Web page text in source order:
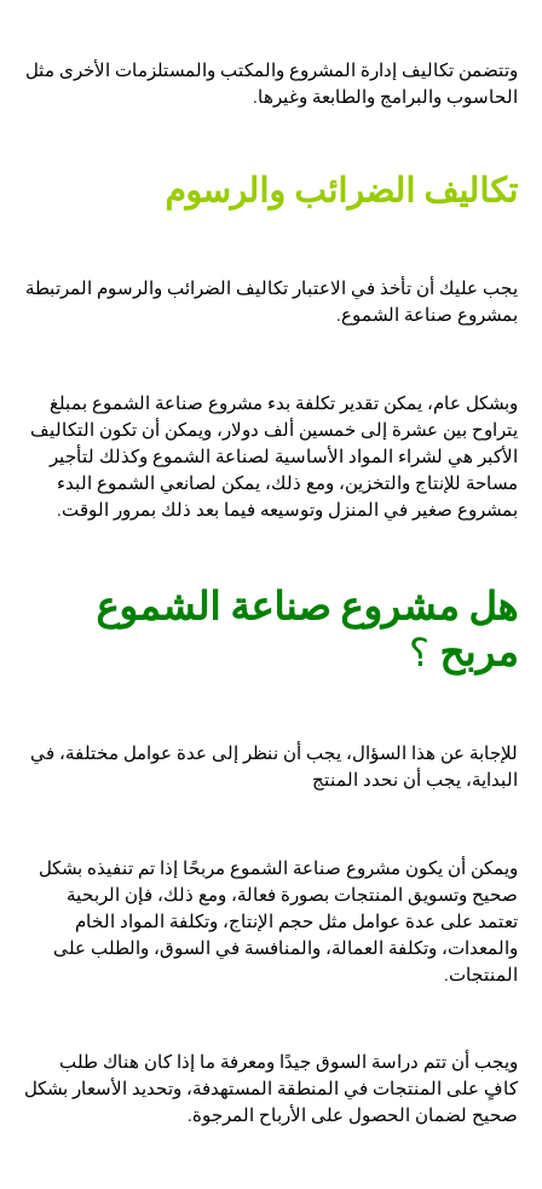
وتتضمن تكاليف إدارة المشروع والمكتب والمستلزمات الأخرى مثل
الحاسوب والبرامج والطابعة وغيرها.
تكاليف الضرائب والرسوم
يجب عليك أن تأخذ في الاعتبار تكاليف الضرائب والرسوم المرتبطة
بمشروع صناعة الشموع.
وبشكل عام، يمكن تقدير تكلفة بدء مشروع صناعة الشموع بمبلغ
يتراوح بين عشرة إلى خمسين ألف دولار، ويمكن أن تكون التكاليف
الأكبر هي لشراء المواد الأساسية لصناعة الشموع وكذلك لتأجير
مساحة للإنتاج والتخزين، ومع ذلك، يمكن لصانعي الشموع البدء
بمشروع صغير في المنزل وتوسيعه فيما بعد ذلك بمرور الوقت.
هل مشروع صناعة الشموع
مربح ؟
للإجابة عن هذا السؤال، يجب أن ننظر إلى عدة عوامل مختلفة، في
البداية، يجب أن نحدد المنتج
ويمكن أن يكون مشروع صناعة الشموع مربحًا إذا تم تنفيذه بشكل
صحيح وتسويق المنتجات بصورة فعالة، ومع ذلك، فإن الربحية
تعتمد على عدة عوامل مثل حجم الإنتاج، وتكلفة المواد الخام
والمعدات، وتكلفة العمالة، والمنافسة في السوق، والطلب على
المنتجات.
ويجب أن تتم دراسة السوق جيدًا ومعرفة ما إذا كان هناك طلب
كافٍ على المنتجات في المنطقة المستهدفة، وتحديد الأسعار بشكل
صحيح لضمان الحصول على الأرباح المرجوة.